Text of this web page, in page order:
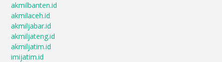
akmilbanten.id
akmilaceh.id
akmiljabar.id
akmiljateng.id
akmiljatim.id
imijatim.id